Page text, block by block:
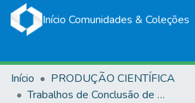
Início Comunidades & Coleções
Início
PRODUÇÃO CIENTÍFICA
Trabalhos de Conclusão de Curso